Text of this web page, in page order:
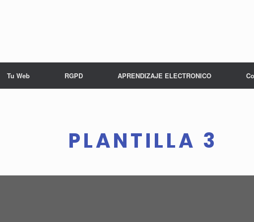
Tu Web RGPD APRENDIZAJE ELECTRONICO
PLANTILLA 3